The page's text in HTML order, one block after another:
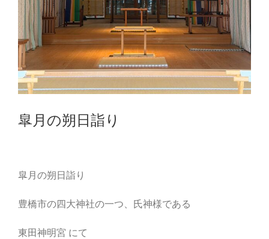
皐月の朔日詣り
皐月の朔日詣り
豊橋市の四大神社の一つ、氏神様である
東田神明宮 にて